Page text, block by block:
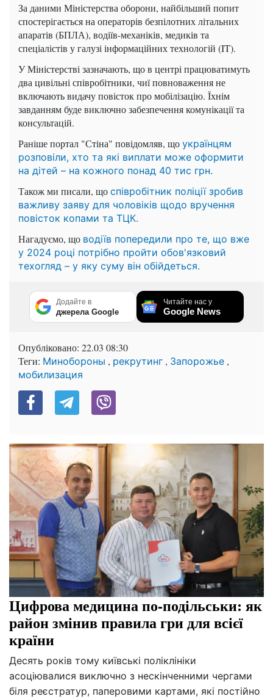
За даними Міністерства оборони, найбільший попит
спостерігається на операторів безпілотних літальних
апаратів (БПЛА), водіїв-механіків, медиків та
спеціалістів у галузі інформаційних технологій (IT).
У Міністерстві зазначають, що в центрі працюватимуть
два цивільні співробітники, чиї повноваження не
включають видачу повісток про мобілізацію. Їхнім
завданням буде виключно забезпечення комунікації та
консультацій.
Раніше портал "Стіна" повідомляв, що українцям
розповіли, хто та які виплати може оформити
на дітей – на кожного понад 40 тис грн.
Також ми писали, що співробітник поліції зробив
важливу заяву для чоловіків щодо вручення
повісток копами та ТЦК.
Нагадуємо, що водіїв попередили про те, що вже
у 2024 році потрібно пройти обов'язковий
техогляд – у яку суму він обійдеться.
Додайте в
джерела Google
Читайте нас у
Google News
Опубліковано: 22.03 08:30
Теги: Минобороны , рекрутинг , Запорожье ,
мобилизация
Цифрова медицина по-подільськи: як
район змінив правила гри для всієї
країни
Десять років тому київські поліклініки
асоціювалися виключно з нескінченними чергами
біля реєстратур, паперовими картами, які постійно